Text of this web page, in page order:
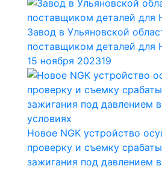
Завод в Ульяновской
поставщиком деталей для
15 ноября 202319
Новое NGK устройство
проверку и съемку
зажигания под давлением